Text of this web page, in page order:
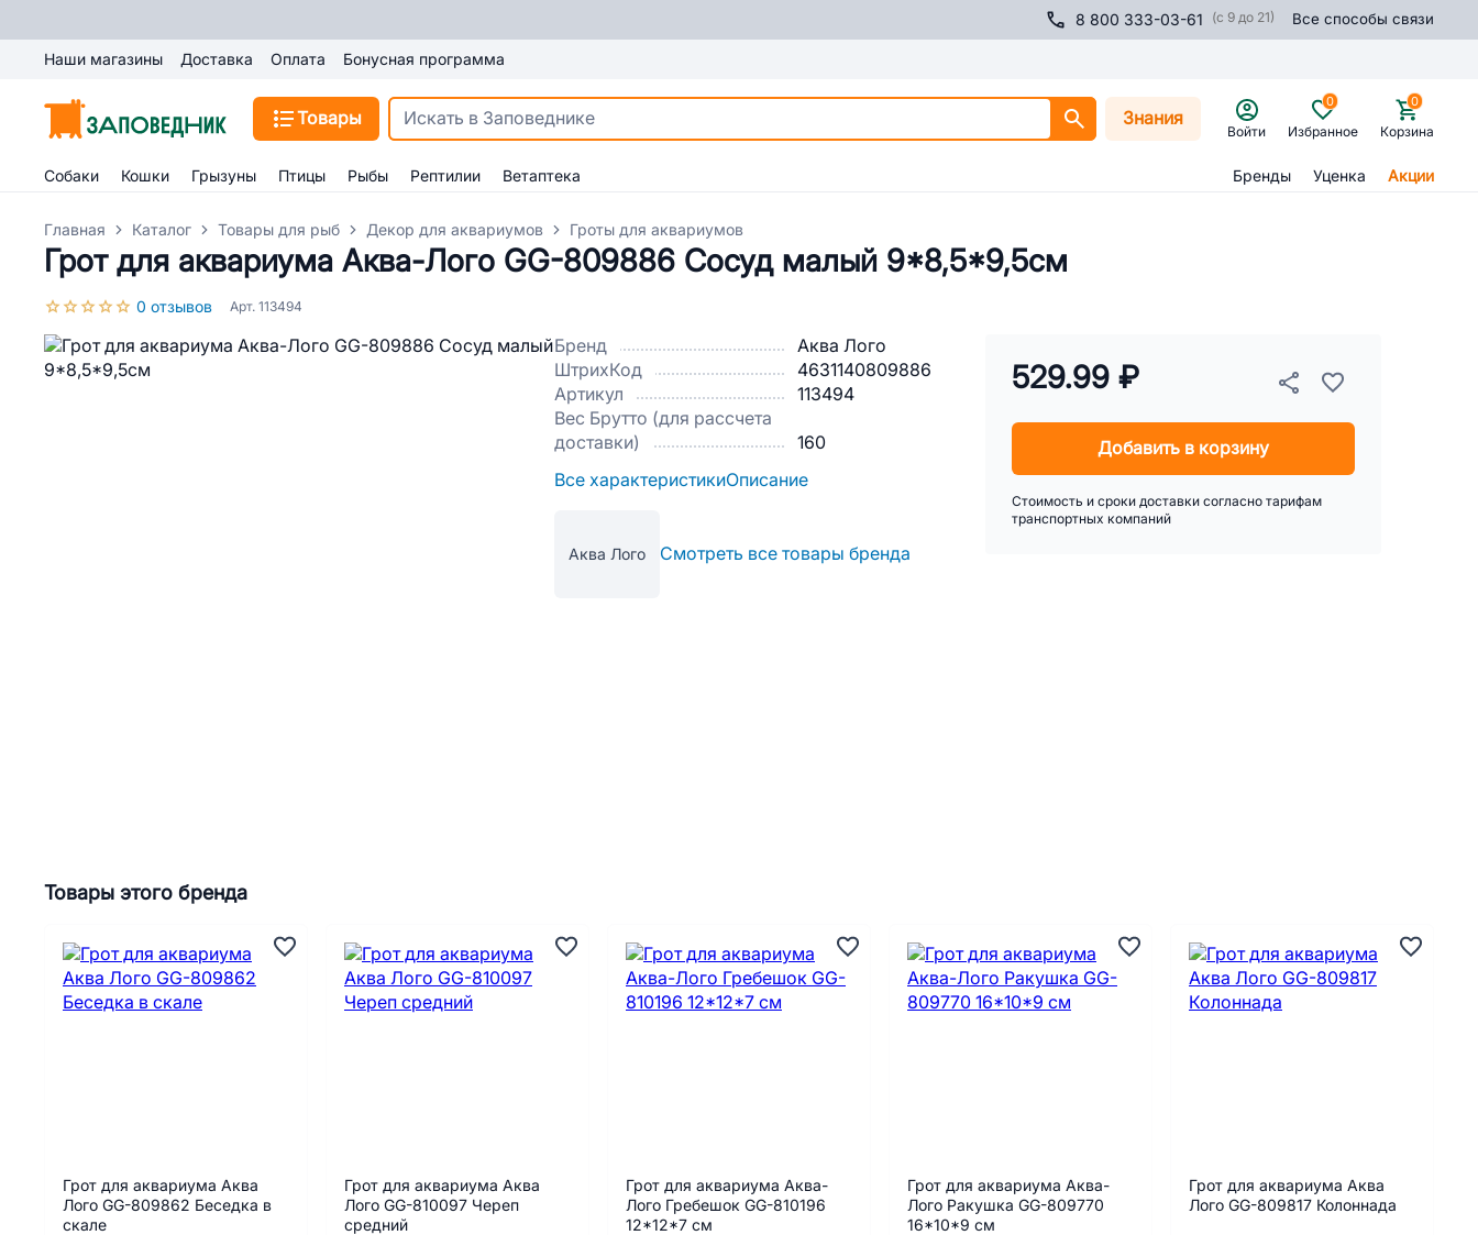
8 800 333-03-61 (с 9 до 21) Все способы связи
Наши магазины Доставка Оплата Бонусная программа
Товары Знания
Войти Избранное
0
Корзина
0
Собаки Кошки Грызуны Птицы Рыбы Рептилии Ветаптека Бренды Уценка Акции
Главная Каталог Товары для рыб Декор для аквариумов Гроты для аквариумов
Грот для аквариума Аква-Лого GG-809886 Сосуд малый 9*8,5*9,5см
0 отзывов Арт. 113494
Бренд
Аква Лого
ШтрихКод
4631140809886
Артикул
113494
Вес Брутто (для рассчета
доставки)
160
Все характеристикиОписание
Аква Лого Смотреть все товары бренда
529.99 ₽
Добавить в корзину
Стоимость и сроки доставки согласно тарифам
транспортных компаний
Товары этого бренда
Грот для аквариума Аква
Лого GG-809862 Беседка в
скале
Грот для аквариума Аква
Лого GG-810097 Череп
средний
Грот для аквариума Аква-
Лого Гребешок GG-810196
12*12*7 см
Грот для аквариума Аква-
Лого Ракушка GG-809770
16*10*9 см
Грот для аквариума Аква
Лого GG-809817 Колоннада